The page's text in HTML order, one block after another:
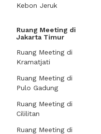
Kebon Jeruk
Ruang Meeting di
Jakarta Timur
Ruang Meeting di
Kramatjati
Ruang Meeting di
Pulo Gadung
Ruang Meeting di
Cililitan
Ruang Meeting di